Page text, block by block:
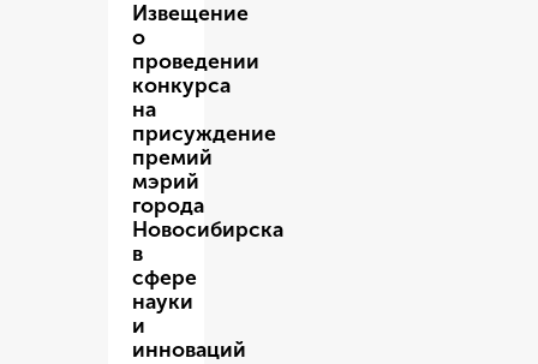
Извещение
о
проведении
конкурса
на
присуждение
премий
мэрий
города
Новосибирска
в
сфере
науки
и
инноваций